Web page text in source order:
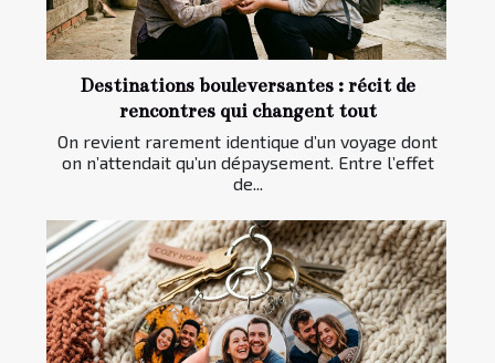
Destinations bouleversantes : récit de
rencontres qui changent tout
On revient rarement identique d’un voyage dont
on n’attendait qu’un dépaysement. Entre l’effet
de...